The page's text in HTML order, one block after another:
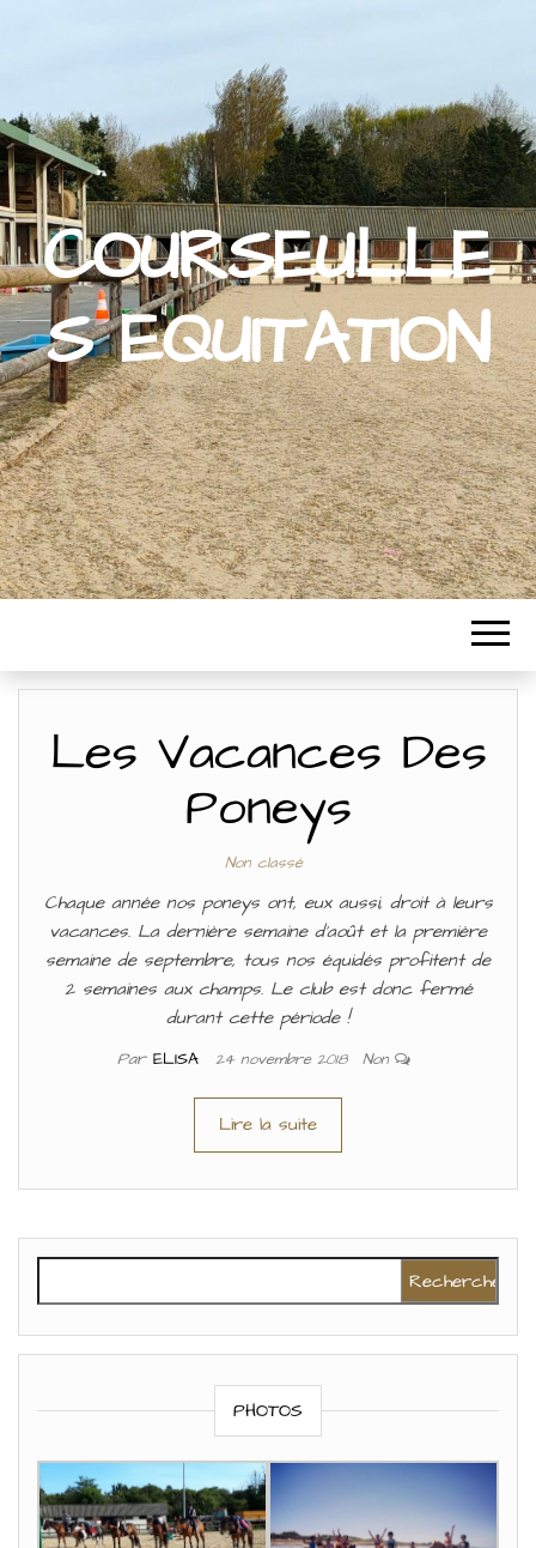
COURSEULLE
S EQUITATION
Les Vacances Des
Poneys
Non classé
Chaque année nos poneys ont, eux aussi, droit à leurs
vacances. La dernière semaine d’août et la première
semaine de septembre, tous nos équidés profitent de
2 semaines aux champs. Le club est donc fermé
durant cette période !
Par ELISA 24 novembre 2018 Non
Lire la suite
PHOTOS